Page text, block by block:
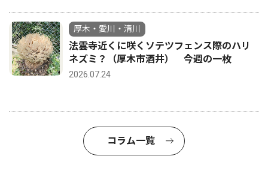
厚木・愛川・清川
法雲寺近くに咲くソテツフェンス際のハリ
ネズミ？（厚木市酒井） 今週の一枚
2026.07.24
コラム一覧